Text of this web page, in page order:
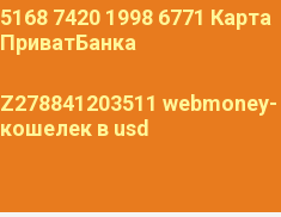
5168 7420 1998 6771 Карта
ПриватБанка
Z278841203511 webmoney-
кошелек в usd